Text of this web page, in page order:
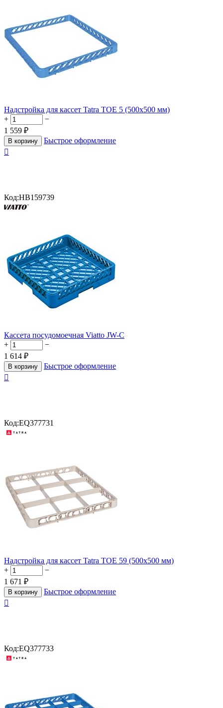
Надстройка для кассет Tatra TOE 5 (500х500 мм)
+
−
1 559 ₽
В корзину
Быстрое оформление

Код:HB159739
Кассета посудомоечная Viatto JW-C
+
−
1 614 ₽
В корзину
Быстрое оформление

Код:EQ377731
Надстройка для кассет Tatra TOE 59 (500х500 мм)
+
−
1 671 ₽
В корзину
Быстрое оформление

Код:EQ377733